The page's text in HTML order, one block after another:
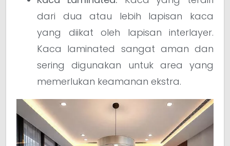
dari dua atau lebih lapisan kaca
yang diikat oleh lapisan interlayer.
Kaca laminated sangat aman dan
sering digunakan untuk area yang
memerlukan keamanan ekstra.